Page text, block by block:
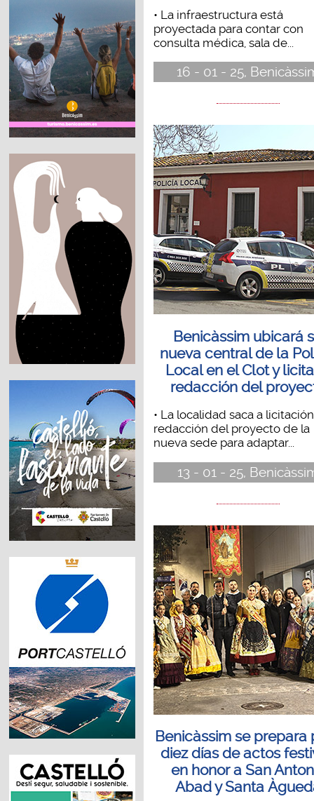
• La infraestructura está
proyectada para contar con
consulta médica, sala de...
16 - 01 - 25,
Benicàssim ubicará
nueva central de la
Local en el Clot y
redacción del
• La localidad saca a
redacción del proyecto de la
nueva sede para adaptar...
13 - 01 - 25,
Benicàssim se prepara
diez días de actos
en honor a San
Abad y Santa